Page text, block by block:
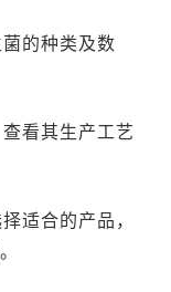
的种类及数
看其生产工艺
适合的产品，